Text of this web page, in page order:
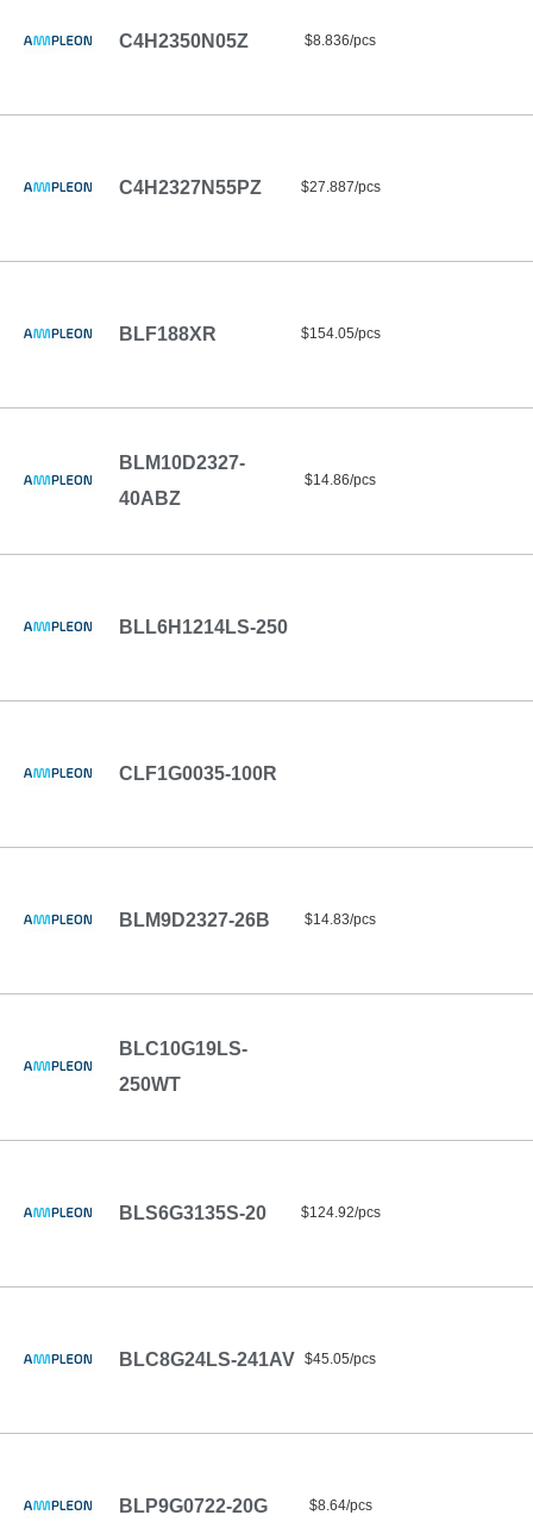
C4H2350N05Z $8.836/pcs
C4H2327N55PZ $27.887/pcs
BLF188XR $154.05/pcs
BLM10D2327-
40ABZ
$14.86/pcs
BLL6H1214LS-250
CLF1G0035-100R
BLM9D2327-26B $14.83/pcs
BLC10G19LS-
250WT
BLS6G3135S-20 $124.92/pcs
BLC8G24LS-241AV $45.05/pcs
BLP9G0722-20G $8.64/pcs